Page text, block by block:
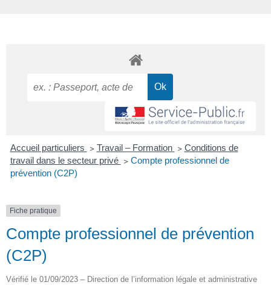
Accueil particuliers > Travail – Formation > Conditions de
travail dans le secteur privé > Compte professionnel de
prévention (C2P)
Fiche pratique
Compte professionnel de prévention
(C2P)
Vérifié le 01/09/2023 – Direction de l’information légale et administrative